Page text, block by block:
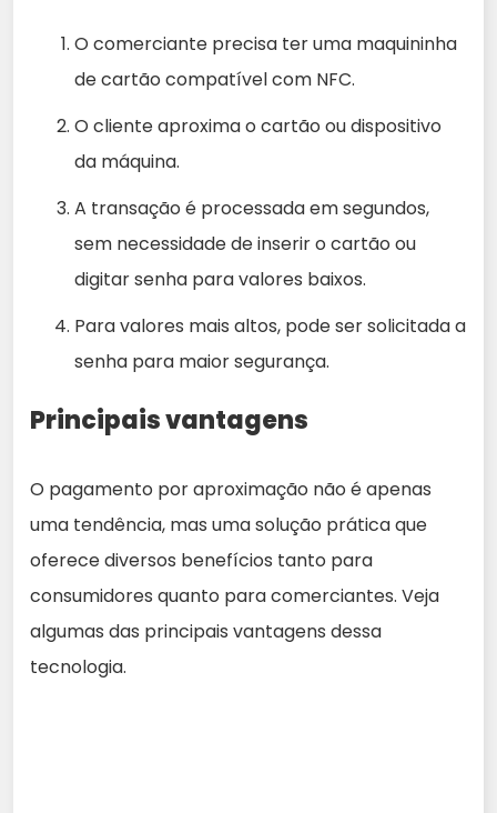
O comerciante precisa ter uma maquininha
de cartão compatível com NFC.
O cliente aproxima o cartão ou dispositivo
da máquina.
A transação é processada em segundos,
sem necessidade de inserir o cartão ou
digitar senha para valores baixos.
Para valores mais altos, pode ser solicitada a
senha para maior segurança.
Principais vantagens
O pagamento por aproximação não é apenas
uma tendência, mas uma solução prática que
oferece diversos benefícios tanto para
consumidores quanto para comerciantes. Veja
algumas das principais vantagens dessa
tecnologia.